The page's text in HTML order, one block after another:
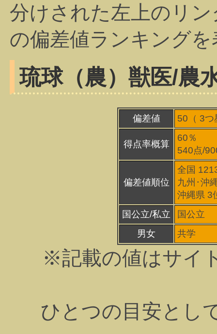
分けされた左上のリ
の偏差値ランキング
琉球（農） 獣医/農
偏差値 50（ 3つ
得点率概算
60％
540点/
偏差値順位
全国
九州･沖
沖縄県 3
国公立/私立
国公立
男女
共学
※記載の値はサイ
ひとつの目安とし